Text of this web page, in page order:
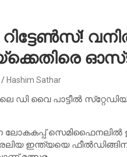
Hashim Sathar
ഡി വൈ പാട്ടീല്‍
ലോകകപ്പ്
ഇന്ത്യയെ